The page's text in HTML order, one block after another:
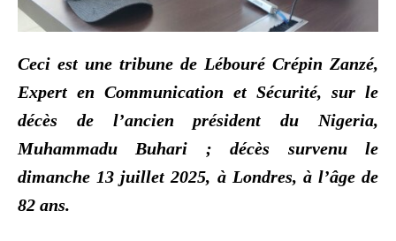
Ceci est une tribune de Lébouré Crépin Zanzé,
Expert en Communication et Sécurité, sur le
décès de l’ancien président du Nigeria,
Muhammadu Buhari ; décès survenu le
dimanche 13 juillet 2025, à Londres, à l’âge de
82 ans.